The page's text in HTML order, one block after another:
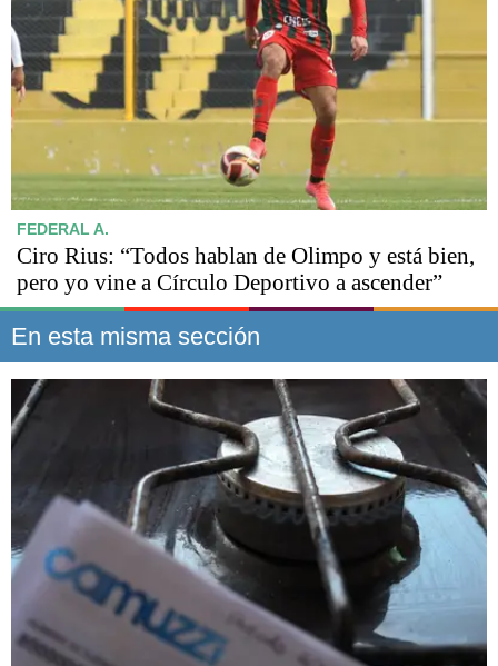
FEDERAL A.
Ciro Rius: “Todos hablan de Olimpo y está bien,
pero yo vine a Círculo Deportivo a ascender”
En esta misma sección